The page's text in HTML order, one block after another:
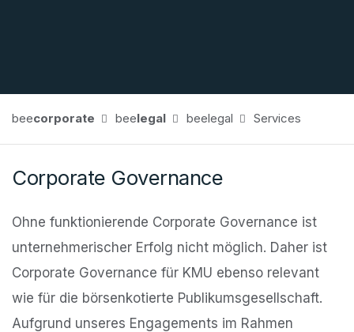
beecorporate beelegal beelegal Services
Corporate Governance
Ohne funktionierende Corporate Governance ist
unternehmerischer Erfolg nicht möglich. Daher ist
Corporate Governance für KMU ebenso relevant
wie für die börsenkotierte Publikumsgesellschaft.
Aufgrund unseres Engagements im Rahmen